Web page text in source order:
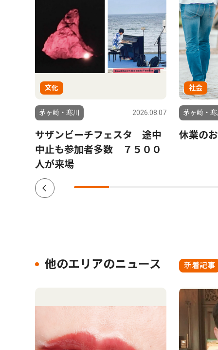
文化
茅ヶ崎・寒川 2026.08.07
サザンビーチフェスタ 途中
中止も参加者多数 ７５００
人が来場
社会
茅ヶ崎・
休業の
他のエリアのニュース 新着記事